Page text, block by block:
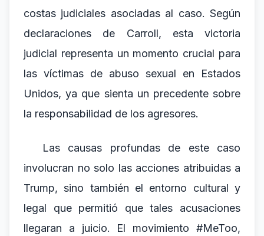
costas judiciales asociadas al caso. Según
declaraciones de Carroll, esta victoria
judicial representa un momento crucial para
las víctimas de abuso sexual en Estados
Unidos, ya que sienta un precedente sobre
la responsabilidad de los agresores.
Las causas profundas de este caso
involucran no solo las acciones atribuidas a
Trump, sino también el entorno cultural y
legal que permitió que tales acusaciones
llegaran a juicio. El movimiento #MeToo,